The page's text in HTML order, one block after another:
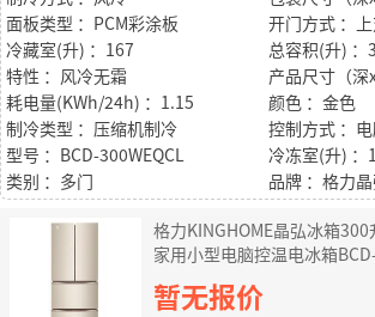
面板类型 ：PCM彩涂板
开门方式 ：
冷藏室(升) ：167
总容积(升) ：
特性 ：风冷无霜
耗电量(KWh/24h) ：1.15
颜色 ：金色
制冷类型 ：压缩机制冷
控制方式 ：
型号 ：BCD-300WEQCL
冷冻室(升) ：
类别 ：多门
品牌 ：格力
格力KINGHOME晶弘冰箱
家用小型电脑控温电冰箱
法式多门
暂无报价